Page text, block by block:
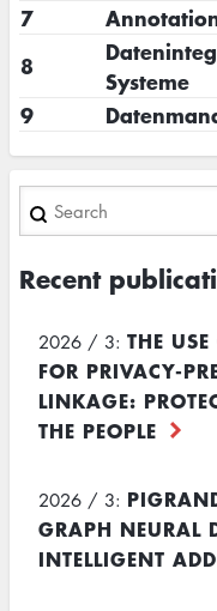
7
8
Systeme
9
Search
Recent
2026 / 3: THE
FOR PRIVACY-
LINKAGE:
THE PEOPLE
2026 / 3:
GRAPH NEURAL
INTELLIGENT